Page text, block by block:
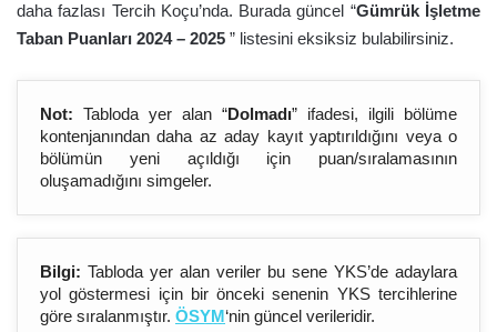
daha fazlası Tercih Koçu’nda. Burada güncel “Gümrük İşletme
Taban Puanları 2024 – 2025 ” listesini eksiksiz bulabilirsiniz.
Not: Tabloda yer alan “Dolmadı” ifadesi, ilgili bölüme
kontenjanından daha az aday kayıt yaptırıldığını veya o
bölümün yeni açıldığı için puan/sıralamasının
oluşamadığını simgeler.
Bilgi: Tabloda yer alan veriler bu sene YKS’de adaylara
yol göstermesi için bir önceki senenin YKS tercihlerine
göre sıralanmıştır. ÖSYM‘nin güncel verileridir.